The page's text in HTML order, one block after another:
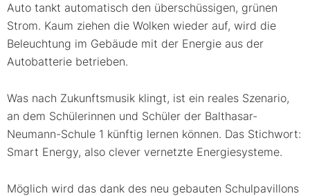
Auto tankt automatisch den überschüssigen, grünen
Strom. Kaum ziehen die Wolken wieder auf, wird die
Beleuchtung im Gebäude mit der Energie aus der
Autobatterie betrieben.
Was nach Zukunftsmusik klingt, ist ein reales Szenario,
an dem Schülerinnen und Schüler der Balthasar-
Neumann-Schule 1 künftig lernen können. Das Stichwort:
Smart Energy, also clever vernetzte Energiesysteme.
Möglich wird das dank des neu gebauten Schulpavillons